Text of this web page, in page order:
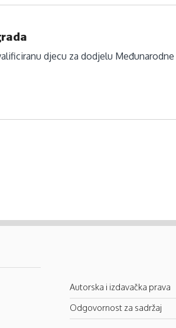
djecu za dodjelu
Autorska i izdavačka prava
Odgovornost za sadržaj